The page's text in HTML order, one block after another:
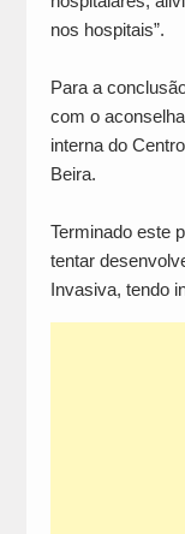
nos hospitais”.
Para a
com o
interna do
Beira.
Terminado este
tentar
Invasiva, tendo